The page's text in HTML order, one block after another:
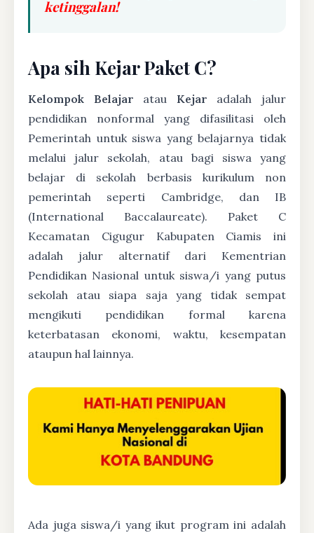
ketinggalan!
Apa sih Kejar Paket C?
Kelompok Belajar atau Kejar adalah jalur
pendidikan nonformal yang difasilitasi oleh
Pemerintah untuk siswa yang belajarnya tidak
melalui jalur sekolah, atau bagi siswa yang
belajar di sekolah berbasis kurikulum non
pemerintah seperti Cambridge, dan IB
(International Baccalaureate). Paket C
Kecamatan Cigugur Kabupaten Ciamis ini
adalah jalur alternatif dari Kementrian
Pendidikan Nasional untuk siswa/i yang putus
sekolah atau siapa saja yang tidak sempat
mengikuti pendidikan formal karena
keterbatasan ekonomi, waktu, kesempatan
ataupun hal lainnya.
Ada juga siswa/i yang ikut program ini adalah